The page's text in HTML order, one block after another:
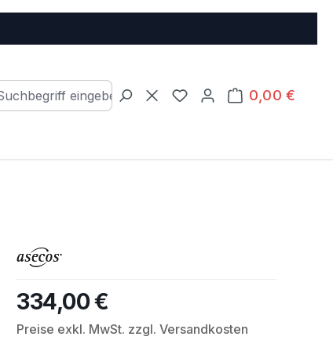
Du hast 0 Produkte auf
0,00 €
Warenkorb
Regulärer Preis:
334,00 €
Preise exkl. MwSt. zzgl. Versandkosten